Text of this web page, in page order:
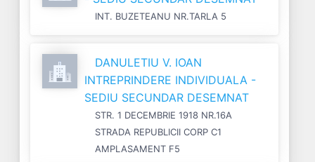
INT. BUZETEANU NR.TARLA 5
DANULETIU V. IOAN
INTREPRINDERE INDIVIDUALA -
SEDIU SECUNDAR DESEMNAT
STR. 1 DECEMBRIE 1918 NR.16A
STRADA REPUBLICII CORP C1
AMPLASAMENT F5